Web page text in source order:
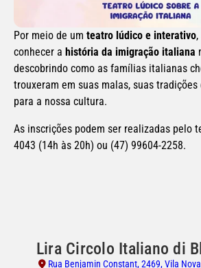
Por meio de um teatro lúdico e interativo
conhecer a história da imigração italiana
descobrindo como as famílias italianas
trouxeram em suas malas, suas
para a nossa cultura.
As inscrições podem ser realizadas pelo
4043 (14h às 20h) ou (47) 99604-2258.
Lira Circolo Italiano di
Rua Benjamin Constant, 2469, Vila Nova